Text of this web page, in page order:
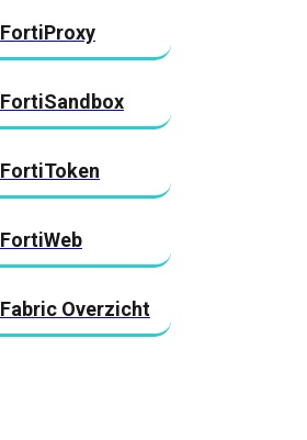
FortiProxy
FortiSandbox
FortiToken
FortiWeb
Fabric Overzicht